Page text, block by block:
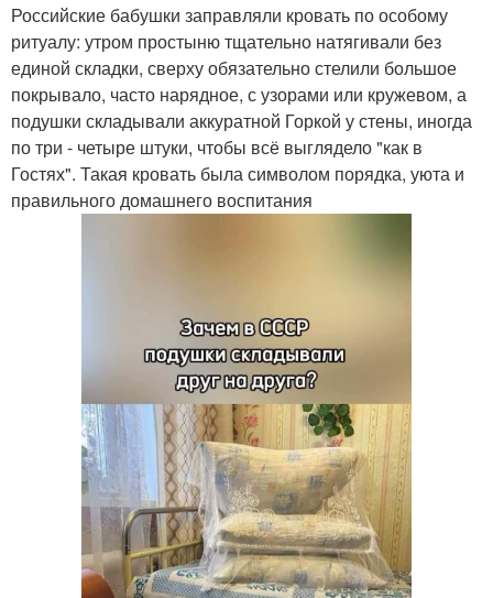
Российские бабушки заправляли кровать по особому
ритуалу: утром простыню тщательно натягивали без
единой складки, сверху обязательно стелили большое
покрывало, часто нарядное, с узорами или кружевом, а
подушки складывали аккуратной Горкой у стены, иногда
по три - четыре штуки, чтобы всё выглядело "как в
Гостях". Такая кровать была символом порядка, уюта и
правильного домашнего воспитания